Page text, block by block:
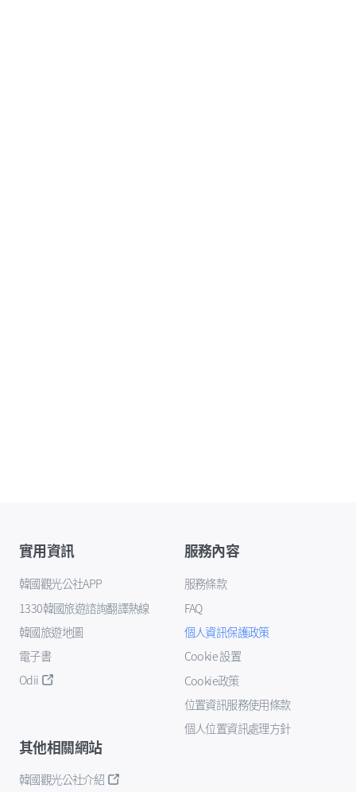
實用資訊
韓國觀光公社APP
1330韓國旅遊諮詢翻譯熱線
韓國旅遊地圖
電子書
Odii
服務內容
服務條款
FAQ
個人資訊保護政策
Cookie 設置
Cookie政策
位置資訊服務使用條款
個人位置資訊處理方針
其他相關網站
韓國觀光公社介紹